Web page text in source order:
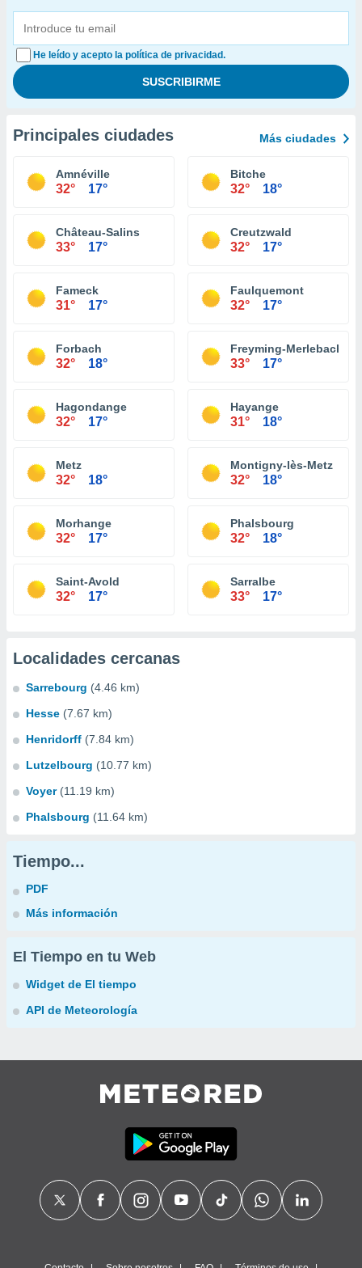
He leído y acepto la política de privacidad.
Principales ciudades Más ciudades
Amnéville
32° 17°
Bitche
32° 18°
Château-Salins
33° 17°
Creutzwald
32° 17°
Fameck
31° 17°
Faulquemont
32° 17°
Forbach
32° 18°
Freyming-Merlebach
33° 17°
Hagondange
32° 17°
Hayange
31° 18°
Metz
32° 18°
Montigny-lès-Metz
32° 18°
Morhange
32° 17°
Phalsbourg
32° 18°
Saint-Avold
32° 17°
Sarralbe
33° 17°
Localidades cercanas
Sarrebourg (4.46 km)
Hesse (7.67 km)
Henridorff (7.84 km)
Lutzelbourg (10.77 km)
Voyer (11.19 km)
Phalsbourg (11.64 km)
Tiempo...
PDF
Más información
El Tiempo en tu Web
Widget de El tiempo
API de Meteorología